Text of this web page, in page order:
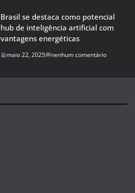
Brasil se destaca como potencial
hub de inteligência artificial com
vantagens energéticas
maio 22, 2025 nenhum comentário